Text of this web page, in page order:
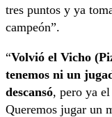
tres puntos y ya
campeón”.
“Volvió el Vicho
tenemos ni un
descansó, pero ya
Queremos jugar un